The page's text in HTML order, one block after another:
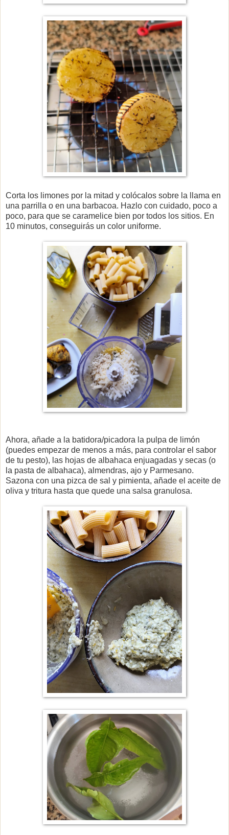
Corta los limones por la mitad y colócalos sobre la llama en
una parrilla o en una barbacoa. Hazlo con cuidado, poco a
poco, para que se caramelice bien por todos los sitios. En
10 minutos, conseguirás un color uniforme.
Ahora, añade a la batidora/picadora la pulpa de limón
(puedes empezar de menos a más, para controlar el sabor
de tu pesto), las hojas de albahaca enjuagadas y secas (o
la pasta de albahaca), almendras, ajo y Parmesano.
Sazona con una pizca de sal y pimienta, añade el aceite de
oliva y tritura hasta que quede una salsa granulosa.